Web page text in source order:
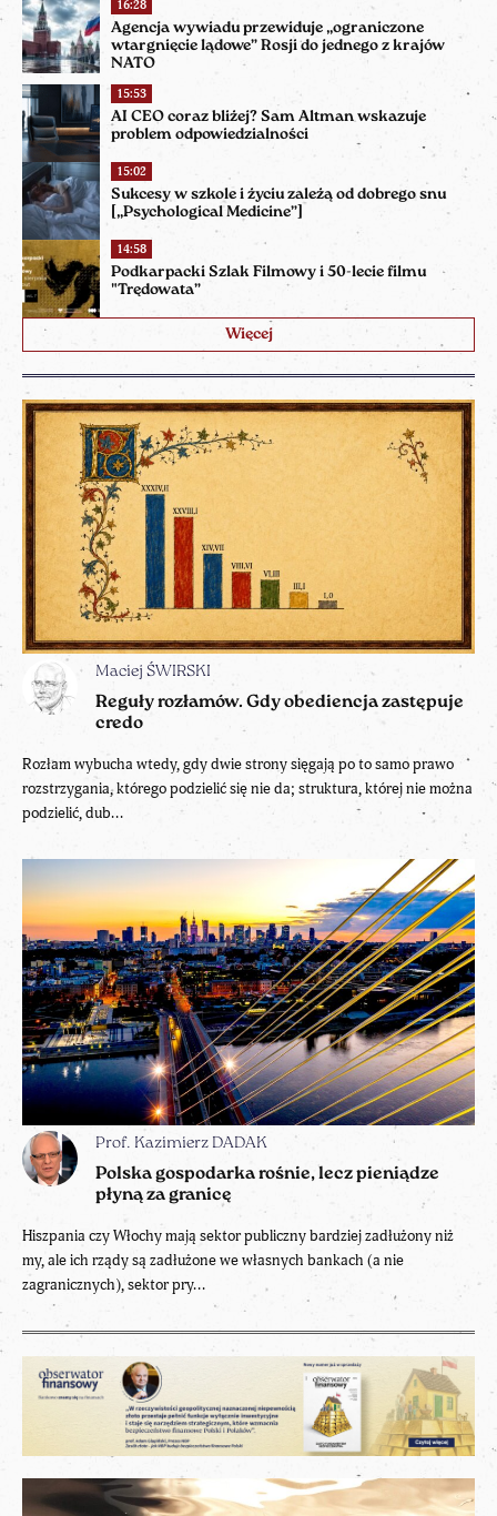
16:28
Agencja wywiadu przewiduje „ograniczone
wtargnięcie lądowe” Rosji do jednego z krajów
NATO
15:53
AI CEO coraz bliżej? Sam Altman wskazuje
problem odpowiedzialności
15:02
Sukcesy w szkole i życiu zależą od dobrego snu
[„Psychological Medicine”]
14:58
Podkarpacki Szlak Filmowy i 50-lecie filmu
"Trędowata”
Więcej
Maciej ŚWIRSKI
Reguły rozłamów. Gdy obediencja zastępuje
credo
Rozłam wybucha wtedy, gdy dwie strony sięgają po to samo prawo
rozstrzygania, którego podzielić się nie da; struktura, której nie można
podzielić, dub...
Prof. Kazimierz DADAK
Polska gospodarka rośnie, lecz pieniądze
płyną za granicę
Hiszpania czy Włochy mają sektor publiczny bardziej zadłużony niż
my, ale ich rządy są zadłużone we własnych bankach (a nie
zagranicznych), sektor pry...